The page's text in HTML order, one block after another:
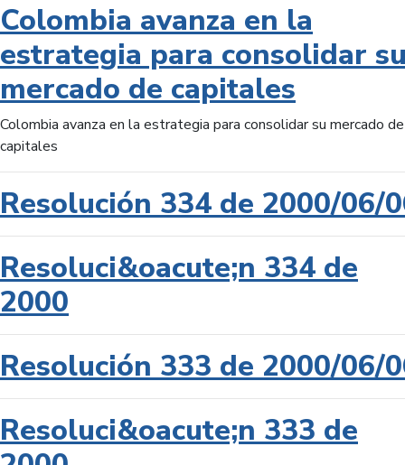
Colombia avanza en la
estrategia para consolidar
mercado de capitales
Colombia avanza en la estrategia para consolidar su mercado de
capitales
Resolución 334 de 2000/06/
Resoluci&oacute;n 334 de
2000
Resolución 333 de 2000/06/
Resoluci&oacute;n 333 de